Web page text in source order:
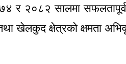
र २०८२ सालमा
खेलकुद क्षेत्रको क्षमता